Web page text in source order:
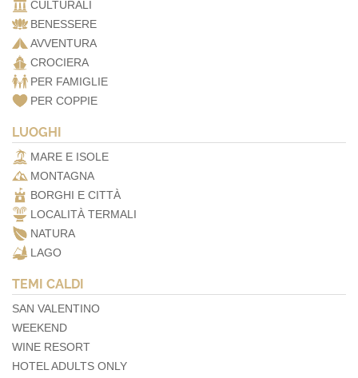
CULTURALI
BENESSERE
AVVENTURA
CROCIERA
PER FAMIGLIE
PER COPPIE
LUOGHI
MARE E ISOLE
MONTAGNA
BORGHI E CITTÀ
LOCALITÀ TERMALI
NATURA
LAGO
TEMI CALDI
SAN VALENTINO
WEEKEND
WINE RESORT
HOTEL ADULTS ONLY